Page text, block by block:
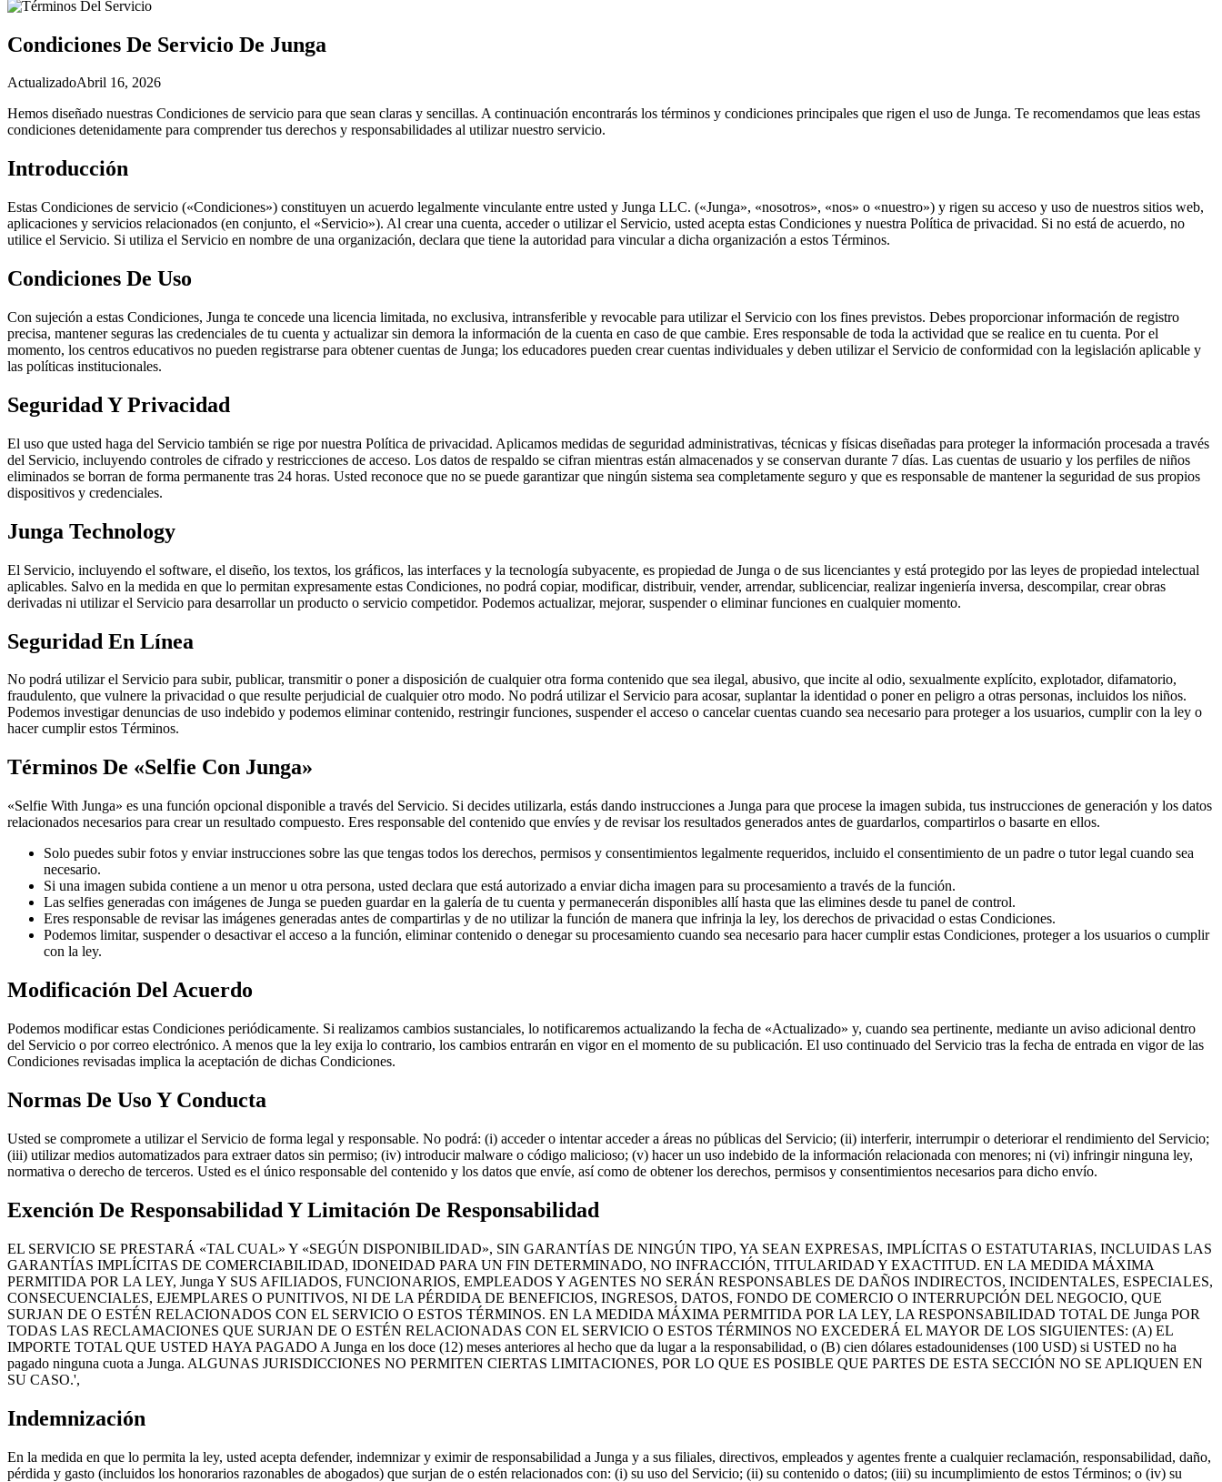
Condiciones De Servicio De Junga
ActualizadoAbril 16, 2026
Hemos diseñado nuestras Condiciones de servicio para que sean claras y sencillas. A continuación encontrarás los términos y condiciones principales que rigen el uso de Junga. Te recomendamos que leas estas
condiciones detenidamente para comprender tus derechos y responsabilidades al utilizar nuestro servicio.
Introducción
Estas Condiciones de servicio («Condiciones») constituyen un acuerdo legalmente vinculante entre usted y Junga LLC. («Junga», «nosotros», «nos» o «nuestro») y rigen su acceso y uso de nuestros sitios web,
aplicaciones y servicios relacionados (en conjunto, el «Servicio»). Al crear una cuenta, acceder o utilizar el Servicio, usted acepta estas Condiciones y nuestra Política de privacidad. Si no está de acuerdo, no
utilice el Servicio. Si utiliza el Servicio en nombre de una organización, declara que tiene la autoridad para vincular a dicha organización a estos Términos.
Condiciones De Uso
Con sujeción a estas Condiciones, Junga te concede una licencia limitada, no exclusiva, intransferible y revocable para utilizar el Servicio con los fines previstos. Debes proporcionar información de registro
precisa, mantener seguras las credenciales de tu cuenta y actualizar sin demora la información de la cuenta en caso de que cambie. Eres responsable de toda la actividad que se realice en tu cuenta. Por el
momento, los centros educativos no pueden registrarse para obtener cuentas de Junga; los educadores pueden crear cuentas individuales y deben utilizar el Servicio de conformidad con la legislación aplicable y
las políticas institucionales.
Seguridad Y Privacidad
El uso que usted haga del Servicio también se rige por nuestra Política de privacidad. Aplicamos medidas de seguridad administrativas, técnicas y físicas diseñadas para proteger la información procesada a través
del Servicio, incluyendo controles de cifrado y restricciones de acceso. Los datos de respaldo se cifran mientras están almacenados y se conservan durante 7 días. Las cuentas de usuario y los perfiles de niños
eliminados se borran de forma permanente tras 24 horas. Usted reconoce que no se puede garantizar que ningún sistema sea completamente seguro y que es responsable de mantener la seguridad de sus propios
dispositivos y credenciales.
Junga Technology
El Servicio, incluyendo el software, el diseño, los textos, los gráficos, las interfaces y la tecnología subyacente, es propiedad de Junga o de sus licenciantes y está protegido por las leyes de propiedad intelectual
aplicables. Salvo en la medida en que lo permitan expresamente estas Condiciones, no podrá copiar, modificar, distribuir, vender, arrendar, sublicenciar, realizar ingeniería inversa, descompilar, crear obras
derivadas ni utilizar el Servicio para desarrollar un producto o servicio competidor. Podemos actualizar, mejorar, suspender o eliminar funciones en cualquier momento.
Seguridad En Línea
No podrá utilizar el Servicio para subir, publicar, transmitir o poner a disposición de cualquier otra forma contenido que sea ilegal, abusivo, que incite al odio, sexualmente explícito, explotador, difamatorio,
fraudulento, que vulnere la privacidad o que resulte perjudicial de cualquier otro modo. No podrá utilizar el Servicio para acosar, suplantar la identidad o poner en peligro a otras personas, incluidos los niños.
Podemos investigar denuncias de uso indebido y podemos eliminar contenido, restringir funciones, suspender el acceso o cancelar cuentas cuando sea necesario para proteger a los usuarios, cumplir con la ley o
hacer cumplir estos Términos.
Términos De «Selfie Con Junga»
«Selfie With Junga» es una función opcional disponible a través del Servicio. Si decides utilizarla, estás dando instrucciones a Junga para que procese la imagen subida, tus instrucciones de generación y los datos
relacionados necesarios para crear un resultado compuesto. Eres responsable del contenido que envíes y de revisar los resultados generados antes de guardarlos, compartirlos o basarte en ellos.
Solo puedes subir fotos y enviar instrucciones sobre las que tengas todos los derechos, permisos y consentimientos legalmente requeridos, incluido el consentimiento de un padre o tutor legal cuando sea
necesario.
Si una imagen subida contiene a un menor u otra persona, usted declara que está autorizado a enviar dicha imagen para su procesamiento a través de la función.
Las selfies generadas con imágenes de Junga se pueden guardar en la galería de tu cuenta y permanecerán disponibles allí hasta que las elimines desde tu panel de control.
Eres responsable de revisar las imágenes generadas antes de compartirlas y de no utilizar la función de manera que infrinja la ley, los derechos de privacidad o estas Condiciones.
Podemos limitar, suspender o desactivar el acceso a la función, eliminar contenido o denegar su procesamiento cuando sea necesario para hacer cumplir estas Condiciones, proteger a los usuarios o cumplir
con la ley.
Modificación Del Acuerdo
Podemos modificar estas Condiciones periódicamente. Si realizamos cambios sustanciales, lo notificaremos actualizando la fecha de «Actualizado» y, cuando sea pertinente, mediante un aviso adicional dentro
del Servicio o por correo electrónico. A menos que la ley exija lo contrario, los cambios entrarán en vigor en el momento de su publicación. El uso continuado del Servicio tras la fecha de entrada en vigor de las
Condiciones revisadas implica la aceptación de dichas Condiciones.
Normas De Uso Y Conducta
Usted se compromete a utilizar el Servicio de forma legal y responsable. No podrá: (i) acceder o intentar acceder a áreas no públicas del Servicio; (ii) interferir, interrumpir o deteriorar el rendimiento del Servicio;
(iii) utilizar medios automatizados para extraer datos sin permiso; (iv) introducir malware o código malicioso; (v) hacer un uso indebido de la información relacionada con menores; ni (vi) infringir ninguna ley,
normativa o derecho de terceros. Usted es el único responsable del contenido y los datos que envíe, así como de obtener los derechos, permisos y consentimientos necesarios para dicho envío.
Exención De Responsabilidad Y Limitación De Responsabilidad
EL SERVICIO SE PRESTARÁ «TAL CUAL» Y «SEGÚN DISPONIBILIDAD», SIN GARANTÍAS DE NINGÚN TIPO, YA SEAN EXPRESAS, IMPLÍCITAS O ESTATUTARIAS, INCLUIDAS LAS
GARANTÍAS IMPLÍCITAS DE COMERCIABILIDAD, IDONEIDAD PARA UN FIN DETERMINADO, NO INFRACCIÓN, TITULARIDAD Y EXACTITUD. EN LA MEDIDA MÁXIMA
PERMITIDA POR LA LEY, Junga Y SUS AFILIADOS, FUNCIONARIOS, EMPLEADOS Y AGENTES NO SERÁN RESPONSABLES DE DAÑOS INDIRECTOS, INCIDENTALES, ESPECIALES,
CONSECUENCIALES, EJEMPLARES O PUNITIVOS, NI DE LA PÉRDIDA DE BENEFICIOS, INGRESOS, DATOS, FONDO DE COMERCIO O INTERRUPCIÓN DEL NEGOCIO, QUE
SURJAN DE O ESTÉN RELACIONADOS CON EL SERVICIO O ESTOS TÉRMINOS. EN LA MEDIDA MÁXIMA PERMITIDA POR LA LEY, LA RESPONSABILIDAD TOTAL DE Junga POR
TODAS LAS RECLAMACIONES QUE SURJAN DE O ESTÉN RELACIONADAS CON EL SERVICIO O ESTOS TÉRMINOS NO EXCEDERÁ EL MAYOR DE LOS SIGUIENTES: (A) EL
IMPORTE TOTAL QUE USTED HAYA PAGADO A Junga en los doce (12) meses anteriores al hecho que da lugar a la responsabilidad, o (B) cien dólares estadounidenses (100 USD) si USTED no ha
pagado ninguna cuota a Junga. ALGUNAS JURISDICCIONES NO PERMITEN CIERTAS LIMITACIONES, POR LO QUE ES POSIBLE QUE PARTES DE ESTA SECCIÓN NO SE APLIQUEN EN
SU CASO.',
Indemnización
En la medida en que lo permita la ley, usted acepta defender, indemnizar y eximir de responsabilidad a Junga y a sus filiales, directivos, empleados y agentes frente a cualquier reclamación, responsabilidad, daño,
pérdida y gasto (incluidos los honorarios razonables de abogados) que surjan de o estén relacionados con: (i) su uso del Servicio; (ii) su contenido o datos; (iii) su incumplimiento de estos Términos; o (iv) su